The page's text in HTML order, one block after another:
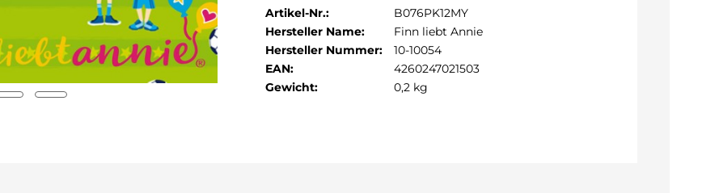
Artikel-Nr.:
B076PK12MY
Hersteller Name:
Finn liebt Annie
Hersteller Nummer:
10-10054
EAN:
4260247021503
Gewicht:
0,2 kg